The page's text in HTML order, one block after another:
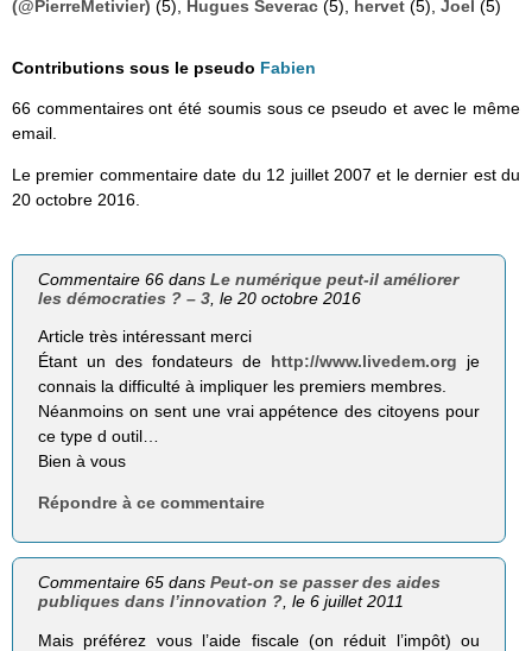
(@PierreMetivier) (5), Hugues Severac (5), hervet (5), Joel (5)
Contributions sous le pseudo Fabien
66 commentaires ont été soumis sous ce pseudo et avec le même
email.
Le premier commentaire date du 12 juillet 2007 et le dernier est du
20 octobre 2016.
Commentaire 66 dansLe numérique peut-il améliorer
les démocraties ? – 3, le 20 octobre 2016
Article très intéressant merci
Étant un des fondateurs de http://www.livedem.org je
connais la difficulté à impliquer les premiers membres.
Néanmoins on sent une vrai appétence des citoyens pour
ce type d outil…
Bien à vous
Répondre à ce commentaire
Commentaire 65 dansPeut-on se passer des aides
publiques dans l’innovation ?, le 6 juillet 2011
Mais préférez vous l’aide fiscale (on réduit l’impôt) ou